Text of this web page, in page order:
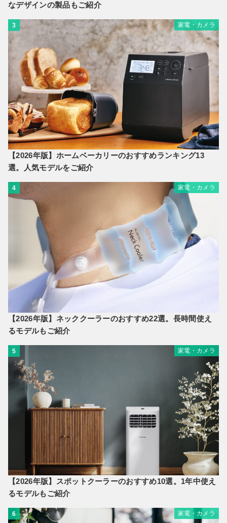
なデザインの製品もご紹介
3 家電・カメラ
【2026年版】ホームベーカリーのおすすめランキング13
選。人気モデルをご紹介
4 家電・カメラ
【2026年版】ネッククーラーのおすすめ22選。長時間使え
るモデルもご紹介
5 家電・カメラ
【2026年版】スポットクーラーのおすすめ10選。1年中使え
るモデルもご紹介
6 家電・カメラ